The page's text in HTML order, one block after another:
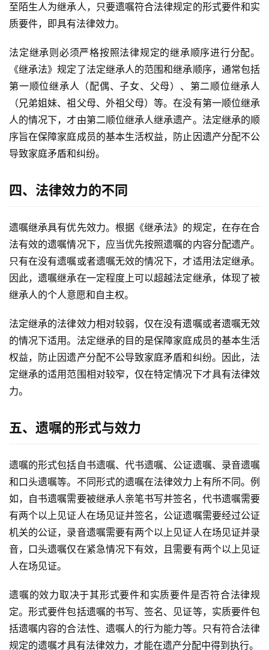
至陌生人为继承人，只要遗嘱符合法律规定的形式要件和实
质要件，即具有法律效力。
法定继承则必须严格按照法律规定的继承顺序进行分配。
《继承法》规定了法定继承人的范围和继承顺序，通常包括
第一顺位继承人（配偶、子女、父母）、第二顺位继承人
（兄弟姐妹、祖父母、外祖父母）等。在没有第一顺位继承
人的情况下，才由第二顺位继承人继承遗产。法定继承的顺
序旨在保障家庭成员的基本生活权益，防止因遗产分配不公
导致家庭矛盾和纠纷。
四、法律效力的不同
遗嘱继承具有优先效力。根据《继承法》的规定，在存在合
法有效的遗嘱情况下，应当优先按照遗嘱的内容分配遗产。
只有在没有遗嘱或者遗嘱无效的情况下，才适用法定继承。
因此，遗嘱继承在一定程度上可以超越法定继承，体现了被
继承人的个人意愿和自主权。
法定继承的法律效力相对较弱，仅在没有遗嘱或者遗嘱无效
的情况下适用。法定继承的目的是保障家庭成员的基本生活
权益，防止因遗产分配不公导致家庭矛盾和纠纷。因此，法
定继承的适用范围相对较窄，仅在特定情况下才具有法律效
力。
五、遗嘱的形式与效力
遗嘱的形式包括自书遗嘱、代书遗嘱、公证遗嘱、录音遗嘱
和口头遗嘱等。不同形式的遗嘱在法律效力上有所不同。例
如，自书遗嘱需要被继承人亲笔书写并签名，代书遗嘱需要
有两个以上见证人在场见证并签名，公证遗嘱需要经过公证
机关的公证，录音遗嘱需要有两个以上见证人在场见证并录
音，口头遗嘱仅在紧急情况下有效，且需要有两个以上见证
人在场见证。
遗嘱的效力取决于其形式要件和实质要件是否符合法律规
定。形式要件包括遗嘱的书写、签名、见证等，实质要件包
括遗嘱内容的合法性、遗嘱人的行为能力等。只有符合法律
规定的遗嘱才具有法律效力，才能在遗产分配中得到执行。